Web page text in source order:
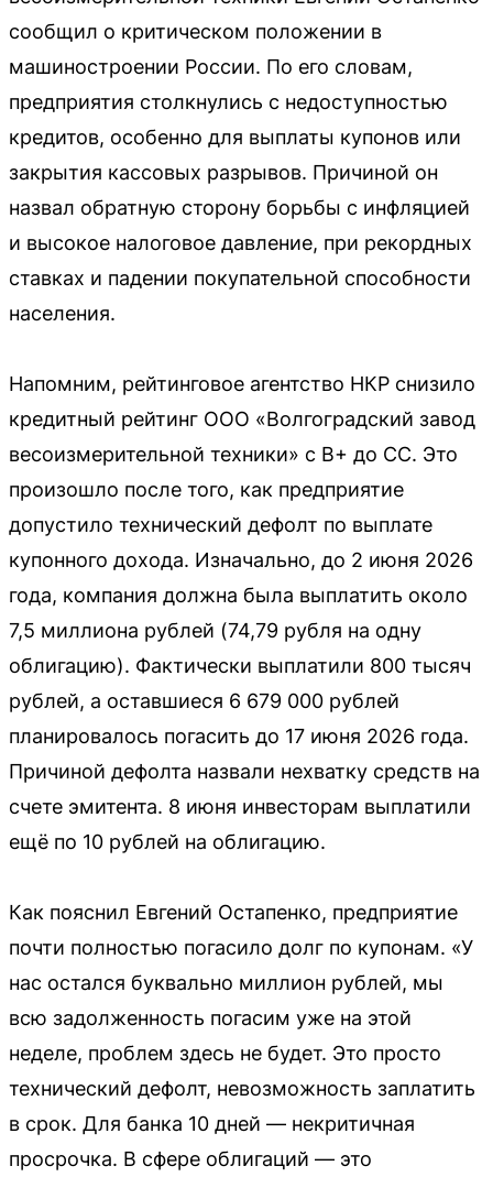
сообщил о критическом положении в
машиностроении России. По его словам,
предприятия столкнулись с недоступностью
кредитов, особенно для выплаты купонов или
закрытия кассовых разрывов. Причиной он
назвал обратную сторону борьбы с инфляцией
и высокое налоговое давление, при рекордных
ставках и падении покупательной способности
населения.
Напомним, рейтинговое агентство НКР снизило
кредитный рейтинг ООО «Волгоградский завод
весоизмерительной техники» с B+ до CС. Это
произошло после того, как предприятие
допустило технический дефолт по выплате
купонного дохода. Изначально, до 2 июня 2026
года, компания должна была выплатить около
7,5 миллиона рублей (74,79 рубля на одну
облигацию). Фактически выплатили 800 тысяч
рублей, а оставшиеся 6 679 000 рублей
планировалось погасить до 17 июня 2026 года.
Причиной дефолта назвали нехватку средств на
счете эмитента. 8 июня инвесторам выплатили
ещё по 10 рублей на облигацию.
Как пояснил Евгений Остапенко, предприятие
почти полностью погасило долг по купонам. «У
нас остался буквально миллион рублей, мы
всю задолженность погасим уже на этой
неделе, проблем здесь не будет. Это просто
технический дефолт, невозможность заплатить
в срок. Для банка 10 дней — некритичная
просрочка. В сфере облигаций — это